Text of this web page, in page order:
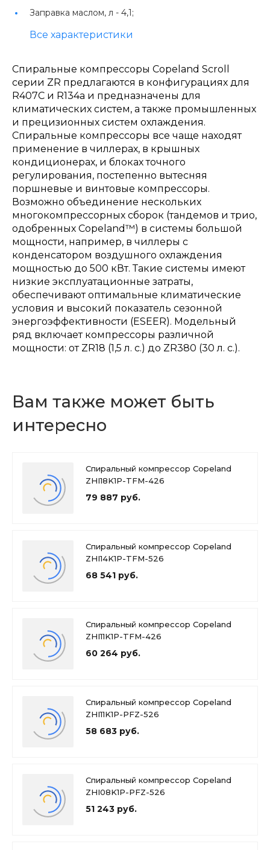
Заправка маслом, л - 4,1;
Все характеристики
Спиральные компрессоры Copeland Scroll
серии ZR предлагаются в конфигурациях для
R407C и R134a и предназначены для
климатических систем, а также промышленных
и прецизионных систем охлаждения.
Спиральные компрессоры все чаще находят
применение в чиллерах, в крышных
кондиционерах, и блоках точного
регулирования, постепенно вытесняя
поршневые и винтовые компрессоры.
Возможно объединение нескольких
многокомпрессорных сборок (тандемов и трио,
одобренных Copeland™) в системы большой
мощности, например, в чиллеры с
конденсатором воздушного охлаждения
мощностью до 500 кВт. Такие системы имеют
низкие эксплуатационные затраты,
обеспечивают оптимальные климатические
условия и высокий показатель сезонной
энергоэффективности (ESEER). Модельный
ряд включает компрессоры различной
мощности: от ZR18 (1,5 л. с.) до ZR380 (30 л. с.).
Вам также может быть
интересно
Спиральный компрессор Copeland
ZHI18K1P-TFM-426
79 887 руб.
Спиральный компрессор Copeland
ZHI14K1P-TFM-526
68 541 руб.
Спиральный компрессор Copeland
ZHI11K1P-TFM-426
60 264 руб.
Спиральный компрессор Copeland
ZHI11K1P-PFZ-526
58 683 руб.
Спиральный компрессор Copeland
ZHI08K1P-PFZ-526
51 243 руб.